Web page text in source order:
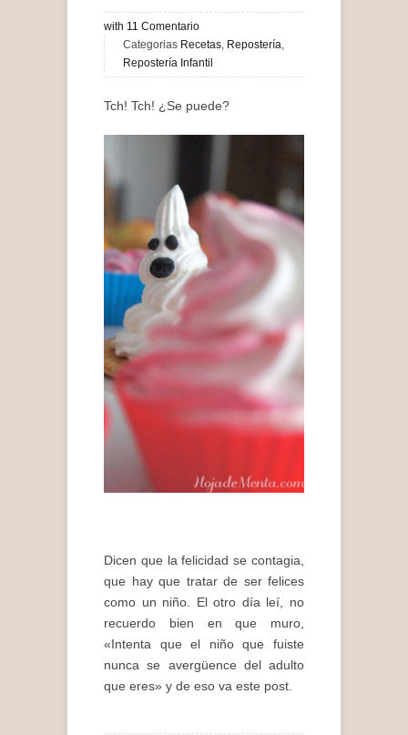
with 11 Comentario
Categorias Recetas, Repostería,
Repostería Infantil
Tch! Tch! ¿Se puede?
Dicen que la felicidad se contagia,
que hay que tratar de ser felices
como un niño. El otro día leí, no
recuerdo bien en que muro,
«Intenta que el niño que fuiste
nunca se avergüence del adulto
que eres» y de eso va este post.